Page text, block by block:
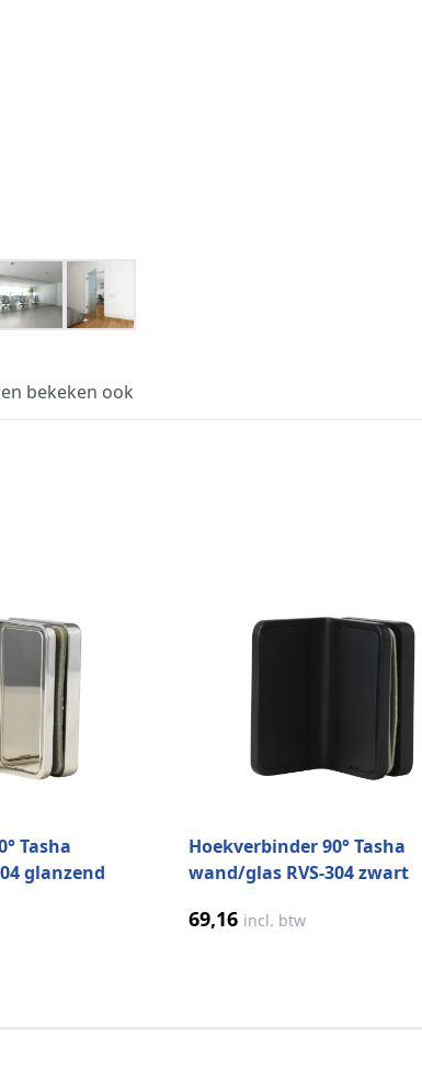
bekeken ook
Tasha
glanzend
Hoekverbinder 90° Tasha
wand/glas RVS-304 zwart
69,16 incl. btw